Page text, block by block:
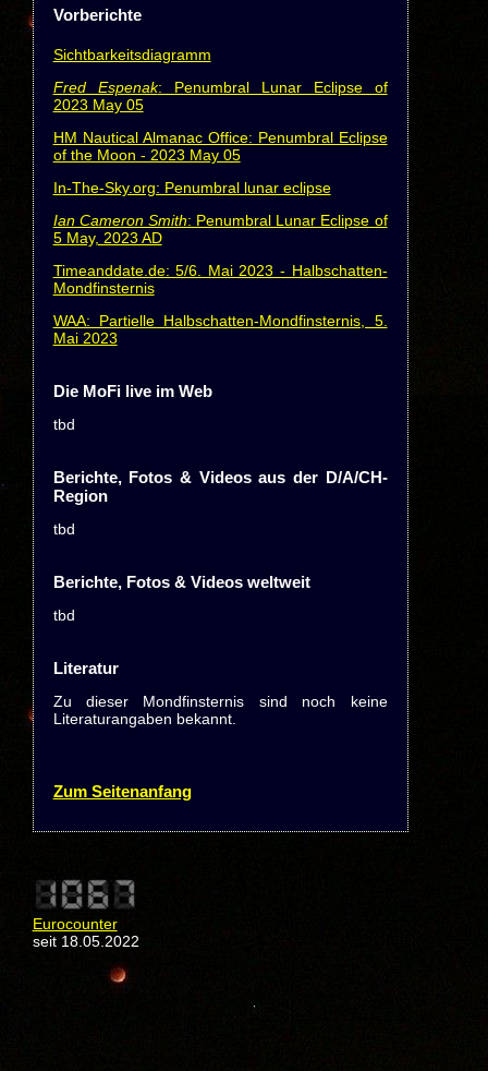
Vorberichte
Sichtbarkeitsdiagramm
Fred Espenak: Penumbral Lunar Eclipse of
2023 May 05
HM Nautical Almanac Office: Penumbral Eclipse
of the Moon - 2023 May 05
In-The-Sky.org: Penumbral lunar eclipse
Ian Cameron Smith: Penumbral Lunar Eclipse of
5 May, 2023 AD
Timeanddate.de: 5/6. Mai 2023 - Halbschatten-
Mondfinsternis
WAA: Partielle Halbschatten-Mondfinsternis, 5.
Mai 2023
Die MoFi live im Web
tbd
Berichte, Fotos & Videos aus der D/A/CH-
Region
tbd
Berichte, Fotos & Videos weltweit
tbd
Literatur
Zu dieser Mondfinsternis sind noch keine
Literaturangaben bekannt.
Zum Seitenanfang
Eurocounter
seit 18.05.2022